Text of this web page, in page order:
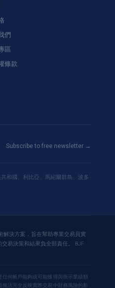
們
區
條款
Subscribe to free newsletter →
和國、利比亞、馬紹爾群島、波多
解決方案，旨在幫助專業交易員實
易決策和結果負全部責任。 BJF
何帳戶能夠或可能獲得與所示業績類
法完全反映實際交易中財務風險的影